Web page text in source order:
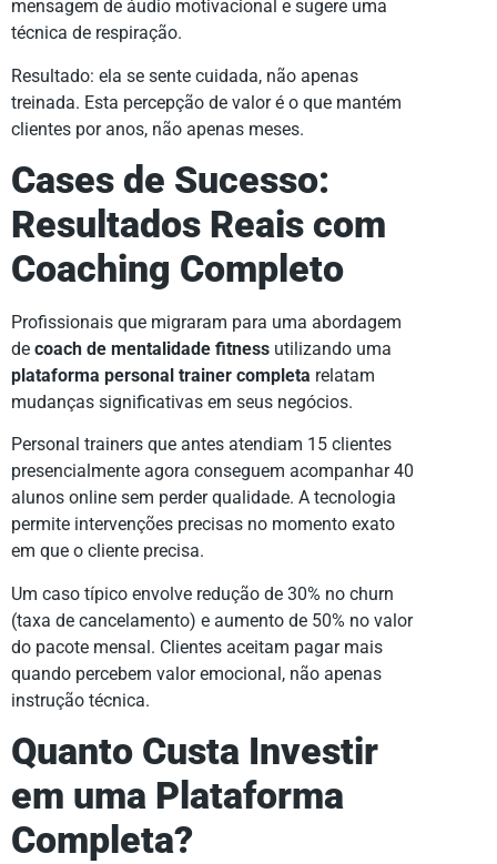
mensagem de áudio motivacional e sugere uma
técnica de respiração.
Resultado: ela se sente cuidada, não apenas
treinada. Esta percepção de valor é o que mantém
clientes por anos, não apenas meses.
Cases de Sucesso:
Resultados Reais com
Coaching Completo
Profissionais que migraram para uma abordagem
de coach de mentalidade fitness utilizando uma
plataforma personal trainer completa relatam
mudanças significativas em seus negócios.
Personal trainers que antes atendiam 15 clientes
presencialmente agora conseguem acompanhar 40
alunos online sem perder qualidade. A tecnologia
permite intervenções precisas no momento exato
em que o cliente precisa.
Um caso típico envolve redução de 30% no churn
(taxa de cancelamento) e aumento de 50% no valor
do pacote mensal. Clientes aceitam pagar mais
quando percebem valor emocional, não apenas
instrução técnica.
Quanto Custa Investir
em uma Plataforma
Completa?